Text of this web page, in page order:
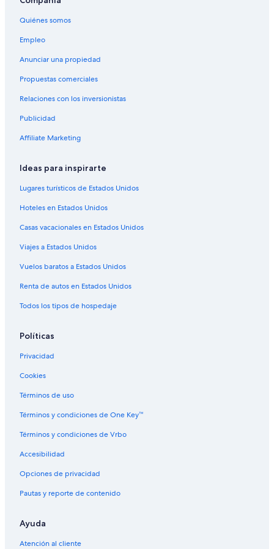
Quiénes somos
Empleo
Anunciar una propiedad
Propuestas comerciales
Relaciones con los inversionistas
Publicidad
Affiliate Marketing
Ideas para inspirarte
Lugares turísticos de Estados Unidos
Hoteles en Estados Unidos
Casas vacacionales en Estados Unidos
Viajes a Estados Unidos
Vuelos baratos a Estados Unidos
Renta de autos en Estados Unidos
Todos los tipos de hospedaje
Políticas
Privacidad
Cookies
Términos de uso
Términos y condiciones de One Key™
Términos y condiciones de Vrbo
Accesibilidad
Opciones de privacidad
Pautas y reporte de contenido
Ayuda
Atención al cliente